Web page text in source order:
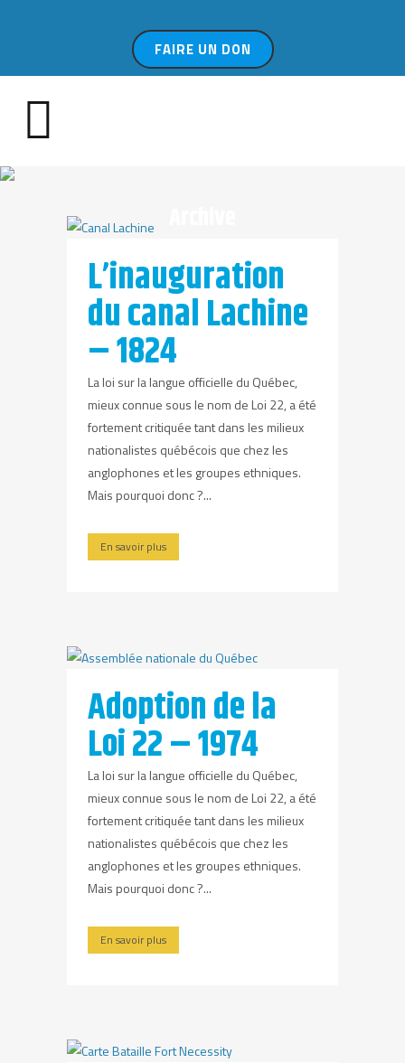
FAIRE UN DON
L’inauguration
du canal Lachine
– 1824
La loi sur la langue officielle du Québec,
mieux connue sous le nom de Loi 22, a été
fortement critiquée tant dans les milieux
nationalistes québécois que chez les
anglophones et les groupes ethniques.
Mais pourquoi donc ?...
En savoir plus
Adoption de la
Loi 22 – 1974
La loi sur la langue officielle du Québec,
mieux connue sous le nom de Loi 22, a été
fortement critiquée tant dans les milieux
nationalistes québécois que chez les
anglophones et les groupes ethniques.
Mais pourquoi donc ?...
En savoir plus